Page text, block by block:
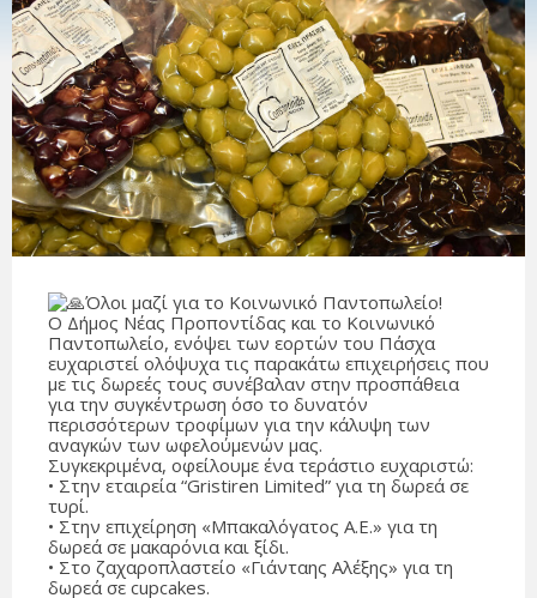
Όλοι μαζί για το Κοινωνικό Παντοπωλείο!
Ο Δήμος Νέας Προποντίδας και το Κοινωνικό
Παντοπωλείο, ενόψει των εορτών του Πάσχα
ευχαριστεί ολόψυχα τις παρακάτω επιχειρήσεις που
με τις δωρεές τους συνέβαλαν στην προσπάθεια
για την συγκέντρωση όσο το δυνατόν
περισσότερων τροφίμων για την κάλυψη των
αναγκών των ωφελούμενών μας.
Συγκεκριμένα, οφείλουμε ένα τεράστιο ευχαριστώ:
• Στην εταιρεία “Gristiren Limited” για τη δωρεά σε
τυρί.
• Στην επιχείρηση «Μπακαλόγατος Α.Ε.» για τη
δωρεά σε μακαρόνια και ξίδι.
• Στο ζαχαροπλαστείο «Γιάνταης Αλέξης» για τη
δωρεά σε cupcakes.